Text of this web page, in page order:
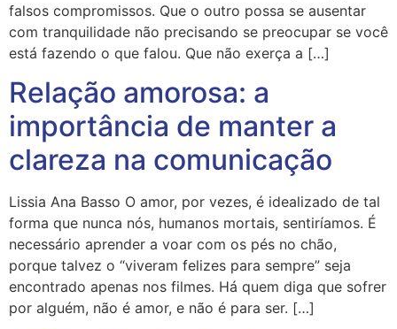
falsos compromissos. Que o outro possa se ausentar
com tranquilidade não precisando se preocupar se você
está fazendo o que falou. Que não exerça a […]
Relação amorosa: a
importância de manter a
clareza na comunicação
Lissia Ana Basso O amor, por vezes, é idealizado de tal
forma que nunca nós, humanos mortais, sentiríamos. É
necessário aprender a voar com os pés no chão,
porque talvez o “viveram felizes para sempre” seja
encontrado apenas nos filmes. Há quem diga que sofrer
por alguém, não é amor, e não é para ser. […]